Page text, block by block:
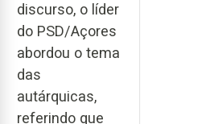
discurso, o líder
do PSD/Açores
abordou o tema
das
autárquicas,
referindo que